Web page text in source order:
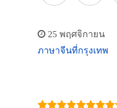
25 พฤศจิกายน
ภาษาจีนที่กรุงเทพ